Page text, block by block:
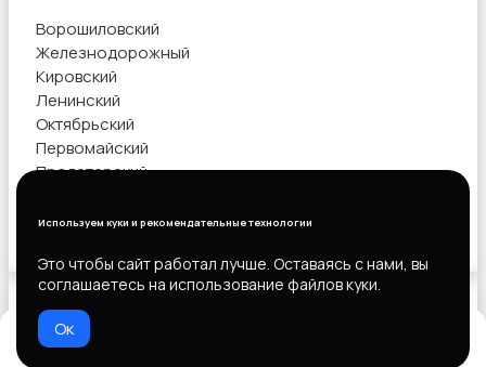
Используем куки и рекомендательные технологии
Это чтобы сайт работал лучше. Оставаясь с нами, вы
соглашаетесь на использование файлов куки.
Ок
Ворошиловский
Железнодорожный
Кировский
Ленинский
Октябрьский
Первомайский
Пролетарский
Показать объявления
Выберите способ оплаты